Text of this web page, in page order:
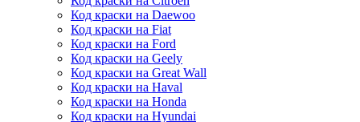
Код краски на Daewoo
Код краски на Fiat
Код краски на Ford
Код краски на Geely
Код краски на Great Wall
Код краски на Haval
Код краски на Honda
Код краски на Hyundai